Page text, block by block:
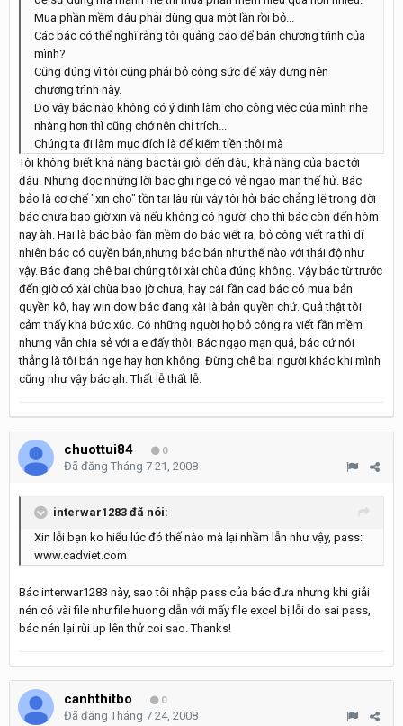
Mua phần mềm đâu phải dùng qua một lần rồi bỏ...
Các bác có thể nghĩ rằng tôi quảng cáo để bán chương trình của
mình?
Cũng đúng vì tôi cũng phải bỏ công sức để xây dựng nên
chương trình này.
Do vậy bác nào không có ý định làm cho công việc của mình nhẹ
nhàng hơn thì cũng chớ nên chỉ trích...
Chúng ta đi làm mục đích là để kiếm tiền thôi mà
Tôi không biết khả năng bác tài giỏi đến đâu, khả năng của bác tới
đâu. Nhưng đọc những lời bác ghi nge có vẻ ngạo mạn thế hử. Bác
bảo là cơ chế "xin cho" tồn tại lâu rùi vậy tôi hỏi bác chẳng lẽ trong đời
bác chưa bao giờ xin và nếu không có người cho thì bác còn đến hôm
nay àh. Hai là bác bảo fần mềm do bác viết ra, bỏ công viết ra thì dĩ
nhiên bác có quyền bán,nhưng bác bán như thế nào với thái độ như
vậy. Bác đang chê bai chúng tôi xài chùa đúng không. Vậy bác từ trước
đến giờ có xài chùa bao jờ chưa, hay cái fần cad bác có mua bản
quyền kô, hay win dow bác đang xài là bản quyền chứ. Quả thật tôi
cảm thấy khá bức xúc. Có những người họ bỏ công ra viết fần mềm
nhưng vẫn chia sẻ với a e đấy thôi. Bác ngạo mạn quá, bác cứ nói
thẳng là tôi bán nge hay hơn không. Đừng chê bai người khác khi mình
cũng như vậy bác ạh. Thất lễ thất lễ.
chuottui84 0
Đã đăng Tháng 7 21, 2008
interwar1283 đã nói:
Xin lỗi bạn ko hiểu lúc đó thế nào mà lại nhầm lẫn như vậy, pass:
www.cadviet.com
Bác interwar1283 này, sao tôi nhập pass của bác đưa nhưng khi giải
nén có vài file như file huong dẫn với mấy file excel bị lỗi do sai pass,
bác nén lại rùi up lên thử coi sao. Thanks!
canhthitbo 0
Đã đăng Tháng 7 24, 2008